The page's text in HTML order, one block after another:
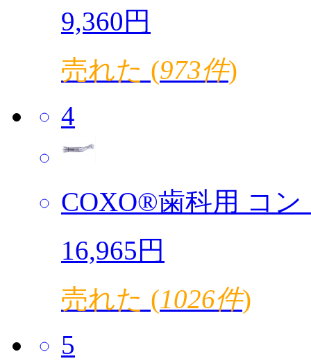
9,360円
売れた (973件)
4
COXO®歯科用 コン
16,965円
売れた (1026件)
5